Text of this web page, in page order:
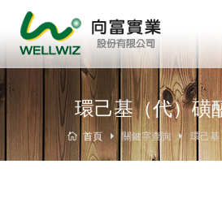
環己基（代）磺
首頁 關鍵字查詢 環己基